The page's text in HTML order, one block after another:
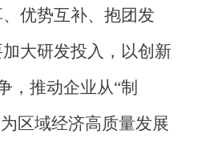
优势互补、抱团发
大研发投入，以创新
，推动企业从“制
区域经济高质量发展